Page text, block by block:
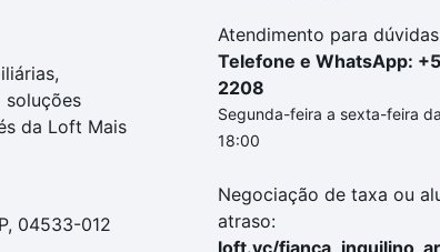
soluções
da Loft Mais
04533-012
Atendimento para
Telefone e WhatsApp:
2208
Segunda-feira a sexta-feira
18:00
Negociação de taxa ou
atraso:
loft.vc/